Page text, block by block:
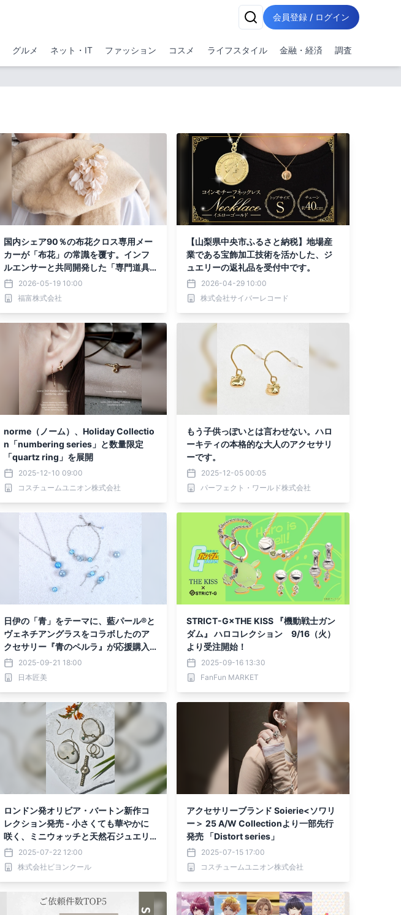
会員登録 / ログイン
グルメ ネット・IT ファッション コスメ ライフスタイル 金融・経済 調査
国内シェア90％の布花クロス専用メー
カーが「布花」の常識を覆す。インフ
ルエンサーと共同開発した「専門道具
不要」の初心者向けキットを発売。
2026-05-19 10:00
福富株式会社
【山梨県中央市ふるさと納税】地場産
業である宝飾加工技術を活かした、ジ
ュエリーの返礼品を受付中です。
2026-04-29 10:00
株式会社サイバーレコード
norme（ノーム）、Holiday Collectio
n「numbering series」と数量限定
「quartz ring」を展開
2025-12-10 09:00
コスチュームユニオン株式会社
もう子供っぽいとは言わせない。ハロ
ーキティの本格的な大人のアクセサリ
ーです。
2025-12-05 00:05
パーフェクト・ワールド株式会社
日伊の「青」をテーマに、藍パール®と
ヴェネチアングラスをコラボしたのア
クセサリー『青のペルラ』が応援購入
サービスMakuakにて先行販売中です。
2025-09-21 18:00
日本匠美
STRICT-G×THE KISS 『機動戦士ガン
ダム』 ハロコレクション 9/16（火）
より受注開始！
2025-09-16 13:30
FanFun MARKET
ロンドン発オリビア・バートン新作コ
レクション発売 - 小さくても華やかに
咲く、ミニウォッチと天然石ジュエリ
ー
2025-07-22 12:00
株式会社ビヨンクール
アクセサリーブランド Soierie<ソワリ
ー＞ 25 A/W Collectionより一部先行
発売 「Distort series」
2025-07-15 17:00
コスチュームユニオン株式会社